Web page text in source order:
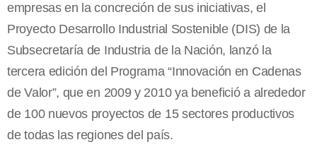
empresas en la concreción de sus iniciativas, el
Proyecto Desarrollo Industrial Sostenible (DIS) de la
Subsecretaría de Industria de la Nación, lanzó la
tercera edición del Programa “Innovación en Cadenas
de Valor”, que en 2009 y 2010 ya benefició a alrededor
de 100 nuevos proyectos de 15 sectores productivos
de todas las regiones del país.